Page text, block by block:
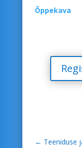
Õppekava
← Teeniduse